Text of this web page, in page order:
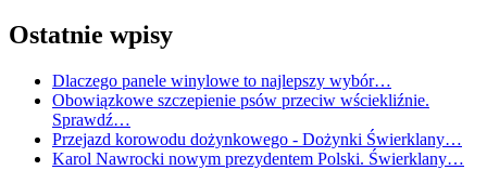
Ostatnie wpisy
Dlaczego panele winylowe to najlepszy wybór…
Obowiązkowe szczepienie psów przeciw wściekliźnie.
Sprawdź…
Przejazd korowodu dożynkowego - Dożynki Świerklany…
Karol Nawrocki nowym prezydentem Polski. Świerklany…